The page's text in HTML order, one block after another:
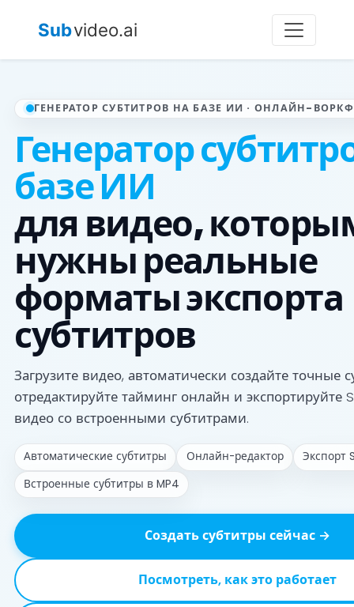
Subvideo.ai
ГЕНЕРАТОР СУБТИТРОВ НА БАЗЕ ИИ · ОНЛАЙН-
Генератор
базе ИИ
для видео,
нужны реальные
форматы экспорта
субтитров
Загрузите видео, автоматически создайте точные
отредактируйте тайминг онлайн и экспортируйте
видео со встроенными субтитрами.
Автоматические субтитры Онлайн-редактор
Экспорт
Встроенные субтитры в MP4
Создать субтитры сейчас →
Посмотреть, как это работает